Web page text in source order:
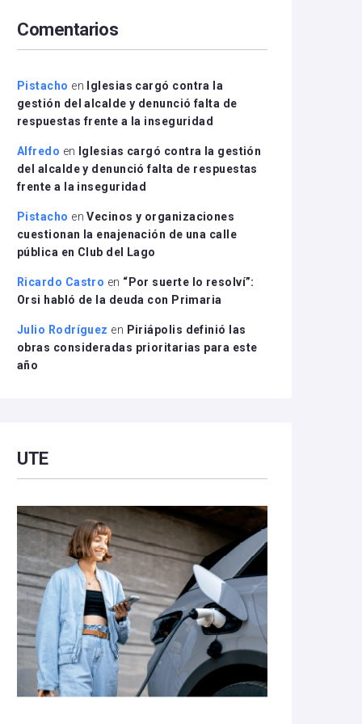
disminuir
el
Comentarios
Pistacho en
Iglesias cargó contra la
gestión del alcalde y denunció falta de
respuestas frente a la inseguridad
Alfredo en
Iglesias cargó contra la gestión
del alcalde y denunció falta de respuestas
frente a la inseguridad
Pistacho enVecinos y organizaciones
cuestionan la enajenación de una calle
pública en Club del Lago
Ricardo Castro en “Por suerte lo resolví”:
Orsi habló de la deuda con Primaria
Julio Rodríguez en Piriápolis definió las
obras consideradas prioritarias para este
año
UTE